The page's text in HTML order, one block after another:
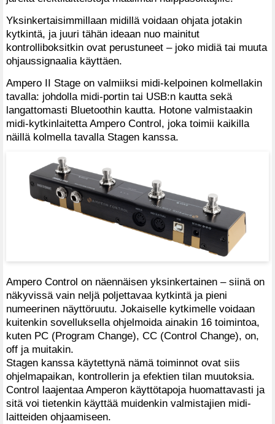
Yksinkertaisimmillaan midillä voidaan ohjata jotakin
kytkintä, ja juuri tähän ideaan nuo mainitut
kontrolliboksitkin ovat perustuneet – joko midiä tai muuta
ohjaussignaalia käyttäen.
Ampero II Stage on valmiiksi midi-kelpoinen kolmellakin
tavalla: johdolla midi-portin tai USB:n kautta sekä
langattomasti Bluetoothin kautta. Hotone valmistaakin
midi-kytkinlaitetta Ampero Control, joka toimii kaikilla
näillä kolmella tavalla Stagen kanssa.
Ampero Control on näennäisen yksinkertainen – siinä on
näkyvissä vain neljä poljettavaa kytkintä ja pieni
numeerinen näyttöruutu. Jokaiselle kytkimelle voidaan
kuitenkin sovelluksella ohjelmoida ainakin 16 toimintoa,
kuten PC (Program Change), CC (Control Change), on,
off ja muitakin.
Stagen kanssa käytettynä nämä toiminnot ovat siis
ohjelmapaikan, kontrollerin ja efektien tilan muutoksia.
Control laajentaa Amperon käyttötapoja huomattavasti ja
sitä voi tietenkin käyttää muidenkin valmistajien midi-
laitteiden ohjaamiseen.